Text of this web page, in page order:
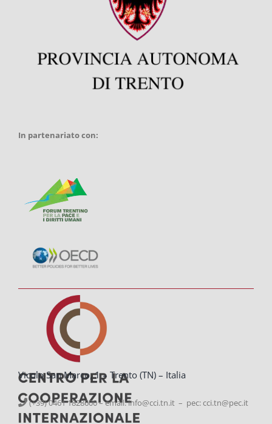
In partenariato con:
Vicolo San Marco, 1 – Trento (TN) – Italia
(+39) 0461 1828600 – email:info@cci.tn.it – pec: cci.tn@pec.it